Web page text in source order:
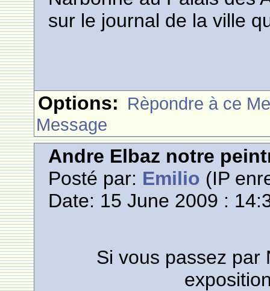
sur le journal de la ville
Options: Rèpondre à ce
Message
Andre Elbaz notre
Posté par: Emilio (IP
Date: 15 June 2009 :
Si vous passez par